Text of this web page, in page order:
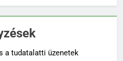
a tudatalatti üzenetek